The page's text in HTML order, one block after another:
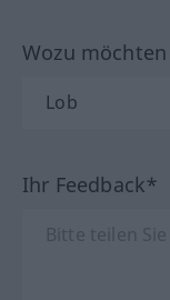
Wozu
Ihr Feedback*